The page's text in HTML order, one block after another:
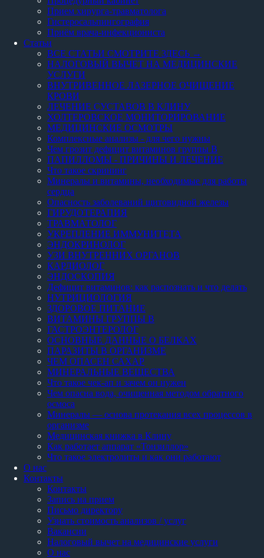
Прием хирурга-травматолога
Гистеросальпингография
Приём врача-инфекциониста
Статьи
ВСЕ СТАТЬИ СМОТРИТЕ ЗДЕСЬ →
НАЛОГОВЫЙ ВЫЧЕТ НА МЕДИЦИНСКИЕ
УСЛУГИ
ВНУТРИВЕННОЕ ЛАЗЕРНОЕ ОЧИЩЕНИЕ
КРОВИ
ЛЕЧЕНИЕ СУСТАВОВ В КЛИНУ
ХОЛТЕРОВСКОЕ МОНИТОРИРОВАНИЕ
МЕДИЦИНСКИЕ ОСМОТРЫ
Комплексные анализы - для чего нужны
Чем грозит дефицит витаминов группы В
ПАПИЛЛОМЫ - ПРИЧИНЫ И ЛЕЧЕНИЕ
Что такое скрининг
Минералы и витамины, необходимые для работы
сердца
Опасность заболеваний щитовидной железы
ГИРУДОТЕРАПИЯ
ТРАВМАТОЛОГ
УКРЕПЛЕНИЕ ИММУНИТЕТА
ЭНДОКРИНОЛОГ
УЗИ ВНУТРЕННИХ ОРГАНОВ
КАРДИОЛОГ
ЭНДОСКОПИЯ
Дефицит витаминов: как распознать и что делать
НУТРИЦИОЛОГИЯ
ЗДОРОВОЕ ПИТАНИЕ
ВИТАМИНЫ ГРУППЫ B
ГАСТРОЭНТЕРОЛОГ
ОСНОВНЫЕ ДАННЫЕ О БЕЛКАХ
ПАРАЗИТЫ В ОРГАНИЗМЕ
ЧЕМ ОПАСЕН САХАР
МИНЕРАЛЬНЫЕ ВЕЩЕСТВА
Что такое чек-ап и зачем он нужен
Чем опасна вода, очищенная методом обратного
осмоса
Минералы — основа протекания всех процессов в
организме
Медицинская книжка в Клину
Как работает аппарат «Тонзиллор»
Что такое электролиты и как они работают
О нас
Контакты
Контакты
Запись на прием
Письмо директору
Узнать стоимость анализов / услуг
Вакансии
Налоговый вычет на медицинские услуги
О нас